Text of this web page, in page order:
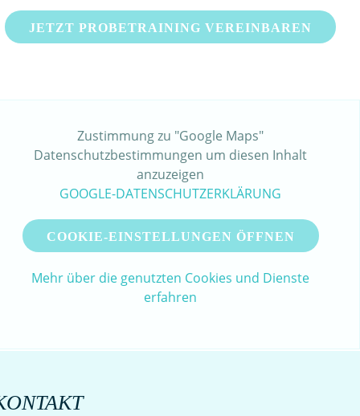
JETZT PROBETRAINING VEREINBAREN
Zustimmung zu "Google Maps"
Datenschutzbestimmungen um diesen Inhalt
anzuzeigen
GOOGLE-DATENSCHUTZERKLÄRUNG
COOKIE-EINSTELLUNGEN ÖFFNEN
Mehr über die genutzten Cookies und Dienste
erfahren